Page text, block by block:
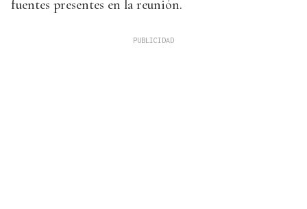
fuentes presentes en la reunión.